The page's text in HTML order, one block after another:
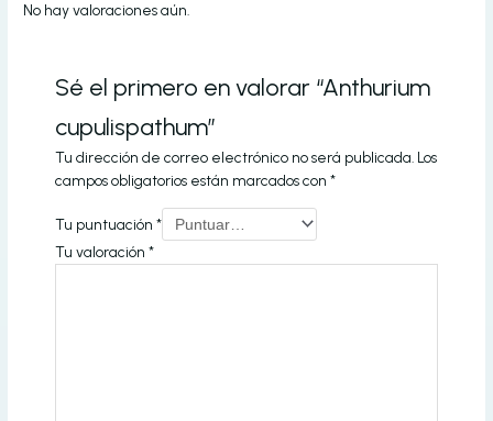
No hay valoraciones aún.
Sé el primero en valorar “Anthurium
cupulispathum”
Tu dirección de correo electrónico no será publicada. Los
campos obligatorios están marcados con*
Tu puntuación*
Tu valoración*